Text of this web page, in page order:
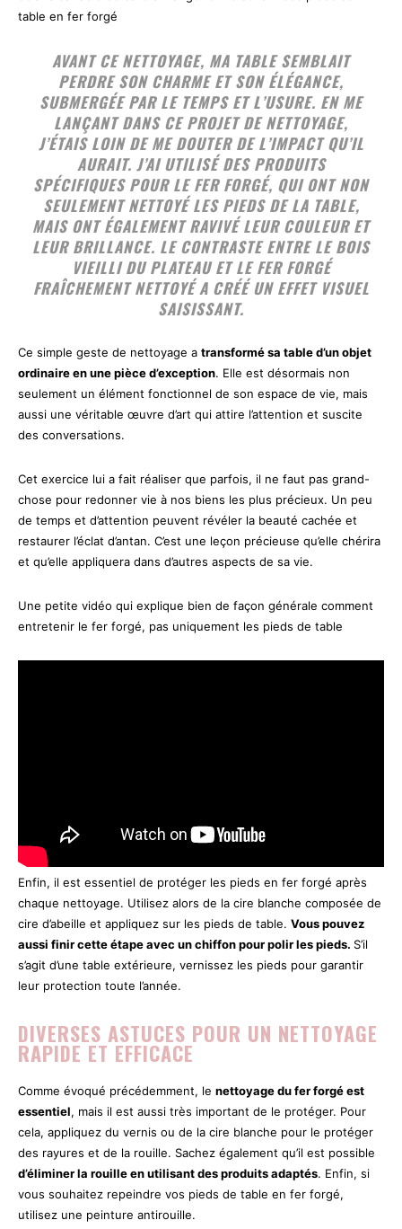
table en fer forgé
AVANT CE NETTOYAGE, MA TABLE SEMBLAIT
PERDRE SON CHARME ET SON ÉLÉGANCE,
SUBMERGÉE PAR LE TEMPS ET L’USURE. EN ME
LANÇANT DANS CE PROJET DE NETTOYAGE,
J’ÉTAIS LOIN DE ME DOUTER DE L’IMPACT QU’IL
AURAIT. J’AI UTILISÉ DES PRODUITS
SPÉCIFIQUES POUR LE FER FORGÉ, QUI ONT NON
SEULEMENT NETTOYÉ LES PIEDS DE LA TABLE,
MAIS ONT ÉGALEMENT RAVIVÉ LEUR COULEUR ET
LEUR BRILLANCE. LE CONTRASTE ENTRE LE BOIS
VIEILLI DU PLATEAU ET LE FER FORGÉ
FRAÎCHEMENT NETTOYÉ A CRÉÉ UN EFFET VISUEL
SAISISSANT.
Ce simple geste de nettoyage a transformé sa table d’un objet
ordinaire en une pièce d’exception. Elle est désormais non
seulement un élément fonctionnel de son espace de vie, mais
aussi une véritable œuvre d’art qui attire l’attention et suscite
des conversations.
Cet exercice lui a fait réaliser que parfois, il ne faut pas grand-
chose pour redonner vie à nos biens les plus précieux. Un peu
de temps et d’attention peuvent révéler la beauté cachée et
restaurer l’éclat d’antan. C’est une leçon précieuse qu’elle chérira
et qu’elle appliquera dans d’autres aspects de sa vie.
Une petite vidéo qui explique bien de façon générale comment
entretenir le fer forgé, pas uniquement les pieds de table
Enfin, il est essentiel de protéger les pieds en fer forgé après
chaque nettoyage. Utilisez alors de la cire blanche composée de
cire d’abeille et appliquez sur les pieds de table. Vous pouvez
aussi finir cette étape avec un chiffon pour polir les pieds. S’il
s’agit d’une table extérieure, vernissez les pieds pour garantir
leur protection toute l’année.
DIVERSES ASTUCES POUR UN NETTOYAGE
RAPIDE ET EFFICACE
Comme évoqué précédemment, le nettoyage du fer forgé est
essentiel, mais il est aussi très important de le protéger. Pour
cela, appliquez du vernis ou de la cire blanche pour le protéger
des rayures et de la rouille. Sachez également qu’il est possible
d’éliminer la rouille en utilisant des produits adaptés. Enfin, si
vous souhaitez repeindre vos pieds de table en fer forgé,
utilisez une peinture antirouille.